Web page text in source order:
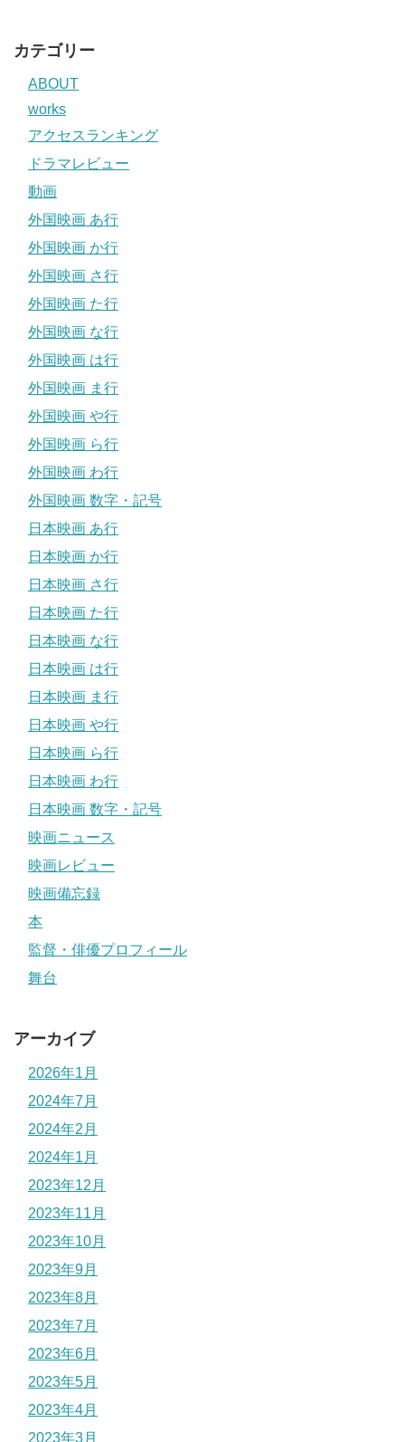
カテゴリー
ABOUT
works
アクセスランキング
ドラマレビュー
動画
外国映画 あ行
外国映画 か行
外国映画 さ行
外国映画 た行
外国映画 な行
外国映画 は行
外国映画 ま行
外国映画 や行
外国映画 ら行
外国映画 わ行
外国映画 数字・記号
日本映画 あ行
日本映画 か行
日本映画 さ行
日本映画 た行
日本映画 な行
日本映画 は行
日本映画 ま行
日本映画 や行
日本映画 ら行
日本映画 わ行
日本映画 数字・記号
映画ニュース
映画レビュー
映画備忘録
本
監督・俳優プロフィール
舞台
アーカイブ
2026年1月
2024年7月
2024年2月
2024年1月
2023年12月
2023年11月
2023年10月
2023年9月
2023年8月
2023年7月
2023年6月
2023年5月
2023年4月
2023年3月